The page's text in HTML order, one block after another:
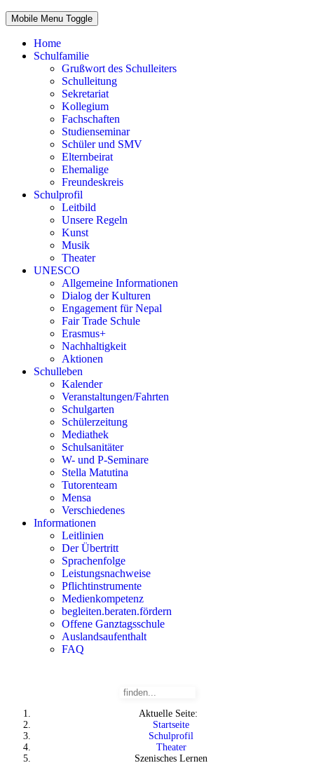
Mobile Menu Toggle
Home
Schulfamilie
Grußwort des Schulleiters
Schulleitung
Sekretariat
Kollegium
Fachschaften
Studienseminar
Schüler und SMV
Elternbeirat
Ehemalige
Freundeskreis
Schulprofil
Leitbild
Unsere Regeln
Kunst
Musik
Theater
UNESCO
Allgemeine Informationen
Dialog der Kulturen
Engagement für Nepal
Fair Trade Schule
Erasmus+
Nachhaltigkeit
Aktionen
Schulleben
Kalender
Veranstaltungen/Fahrten
Schulgarten
Schülerzeitung
Mediathek
Schulsanitäter
W- und P-Seminare
Stella Matutina
Tutorenteam
Mensa
Verschiedenes
Informationen
Leitlinien
Der Übertritt
Sprachenfolge
Leistungsnachweise
Pflichtinstrumente
Medienkompetenz
begleiten.beraten.fördern
Offene Ganztagsschule
Auslandsaufenthalt
FAQ
Aktuelle Seite:
Startseite
Schulprofil
Theater
Szenisches Lernen